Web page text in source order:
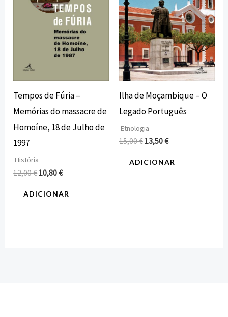
Tempos de Fúria –
Memórias do massacre de
Homoíne, 18 de Julho de
1997
História
12,00€ 10,80€
ADICIONAR
Ilha de Moçambique – O
Legado Português
Etnologia
15,00€ 13,50€
ADICIONAR